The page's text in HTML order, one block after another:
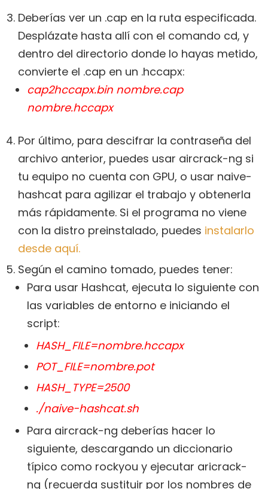
Deberías ver un .cap en la ruta especificada.
Desplázate hasta allí con el comando cd, y
dentro del directorio donde lo hayas metido,
convierte el .cap en un .hccapx:
cap2hccapx.bin nombre.cap
nombre.hccapx
Por último, para descifrar la contraseña del
archivo anterior, puedes usar aircrack-ng si
tu equipo no cuenta con GPU, o usar naive-
hashcat para agilizar el trabajo y obtenerla
más rápidamente. Si el programa no viene
con la distro preinstalado, puedes instalarlo
desde aquí.
Según el camino tomado, puedes tener:
Para usar Hashcat, ejecuta lo siguiente con
las variables de entorno e iniciando el
script:
HASH_FILE=nombre.hccapx
POT_FILE=nombre.pot
HASH_TYPE=2500
./naive-hashcat.sh
Para aircrack-ng deberías hacer lo
siguiente, descargando un diccionario
típico como rockyou y ejecutar aricrack-
ng (recuerda sustituir por los nombres de